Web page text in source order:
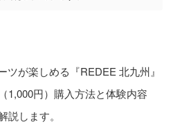
ツが楽しめる『REDEE 北九州』
1,000円）購入方法と体験内容
します。